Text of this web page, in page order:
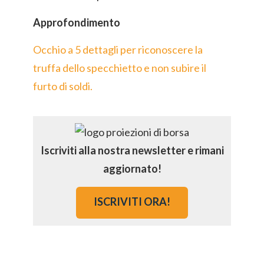
Approfondimento
Occhio a 5 dettagli per riconoscere la
truffa dello specchietto e non subire il
furto di soldi.
Iscriviti alla nostra newsletter e rimani
aggiornato!
ISCRIVITI ORA!